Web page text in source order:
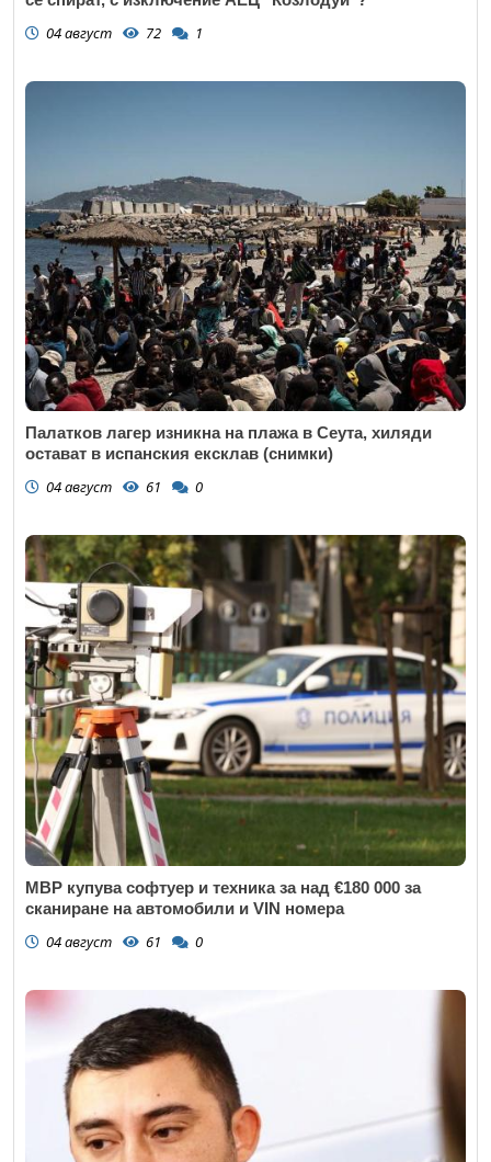
04 август 72 1
Палатков лагер изникна на плажа в Сеута, хиляди
остават в испанския ексклав (снимки)
04 август 61 0
МВР купува софтуер и техника за над €180 000 за
сканиране на автомобили и VIN номера
04 август 61 0